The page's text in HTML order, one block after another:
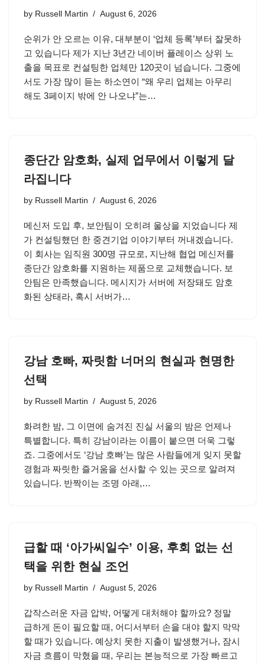
by Russell Martin August 6, 2026
순위가 안 오르는 이유, 대부분이 ‘업체 등록’부터 잘못하
고 있습니다 제가 지난 3년간 네이버 플레이스 상위 노
출을 목표로 컨설팅한 업체만 120곳이 넘습니다. 그중에
서도 가장 많이 듣는 하소연이 “왜 우리 업체는 아무리
해도 3페이지 밖에 안 나오냐”는…
종단간 암호화, 실제 업무에서 이렇게 달
라집니다
by Russell Martin August 6, 2026
메신저 도입 후, 보안팀이 오히려 울상을 지었습니다 제
가 컨설팅했던 한 중견기업 이야기부터 꺼내겠습니다.
이 회사는 임직원 300명 규모로, 지난해 협업 메신저를
종단간 암호화를 지원하는 제품으로 교체했습니다. 보
안팀은 만족했습니다. 메시지가 서버에 저장돼도 암호
화된 상태라, 혹시 서버가…
강남 호빠, 짜릿함 너머의 현실과 현명한
선택
by Russell Martin August 5, 2026
화려한 밤, 그 이면에 숨겨진 진실 서울의 밤은 언제나
특별합니다. 특히 강남이라는 이름이 붙으면 더욱 그렇
죠. 그중에서도 ‘강남 호빠’는 많은 사람들에게 잊지 못할
경험과 짜릿한 즐거움을 선사할 수 있는 곳으로 알려져
있습니다. 반짝이는 조명 아래,…
급할 때 ‘아가씨일수’ 이용, 후회 없는 선
택을 위한 현실 조언
by Russell Martin August 5, 2026
갑작스러운 자금 압박, 어떻게 대처해야 할까요? 정말
급하게 돈이 필요할 때, 어디서부터 손을 대야 할지 막막
할 때가 있습니다. 예상치 못한 지출이 발생했거나, 잠시
자금 흐름이 막혔을 때, 우리는 본능적으로 가장 빠르고